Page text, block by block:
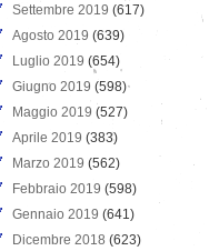
Settembre 2019 (617)
Agosto 2019 (639)
Luglio 2019 (654)
Giugno 2019 (598)
Maggio 2019 (527)
Aprile 2019 (383)
Marzo 2019 (562)
Febbraio 2019 (598)
Gennaio 2019 (641)
Dicembre 2018 (623)